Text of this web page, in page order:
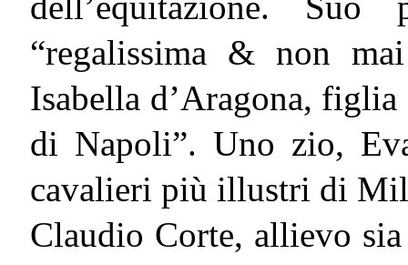
“regalissima & non
Isabella d’Aragona,
di Napoli”. Uno zio,
cavalieri più illustri di
Claudio Corte, allievo